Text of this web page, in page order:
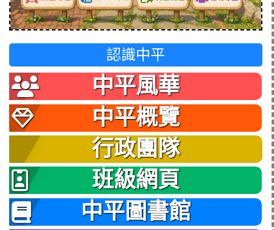
認識中平
中平風華
中平概覽
行政團隊
班級網頁
中平圖書館